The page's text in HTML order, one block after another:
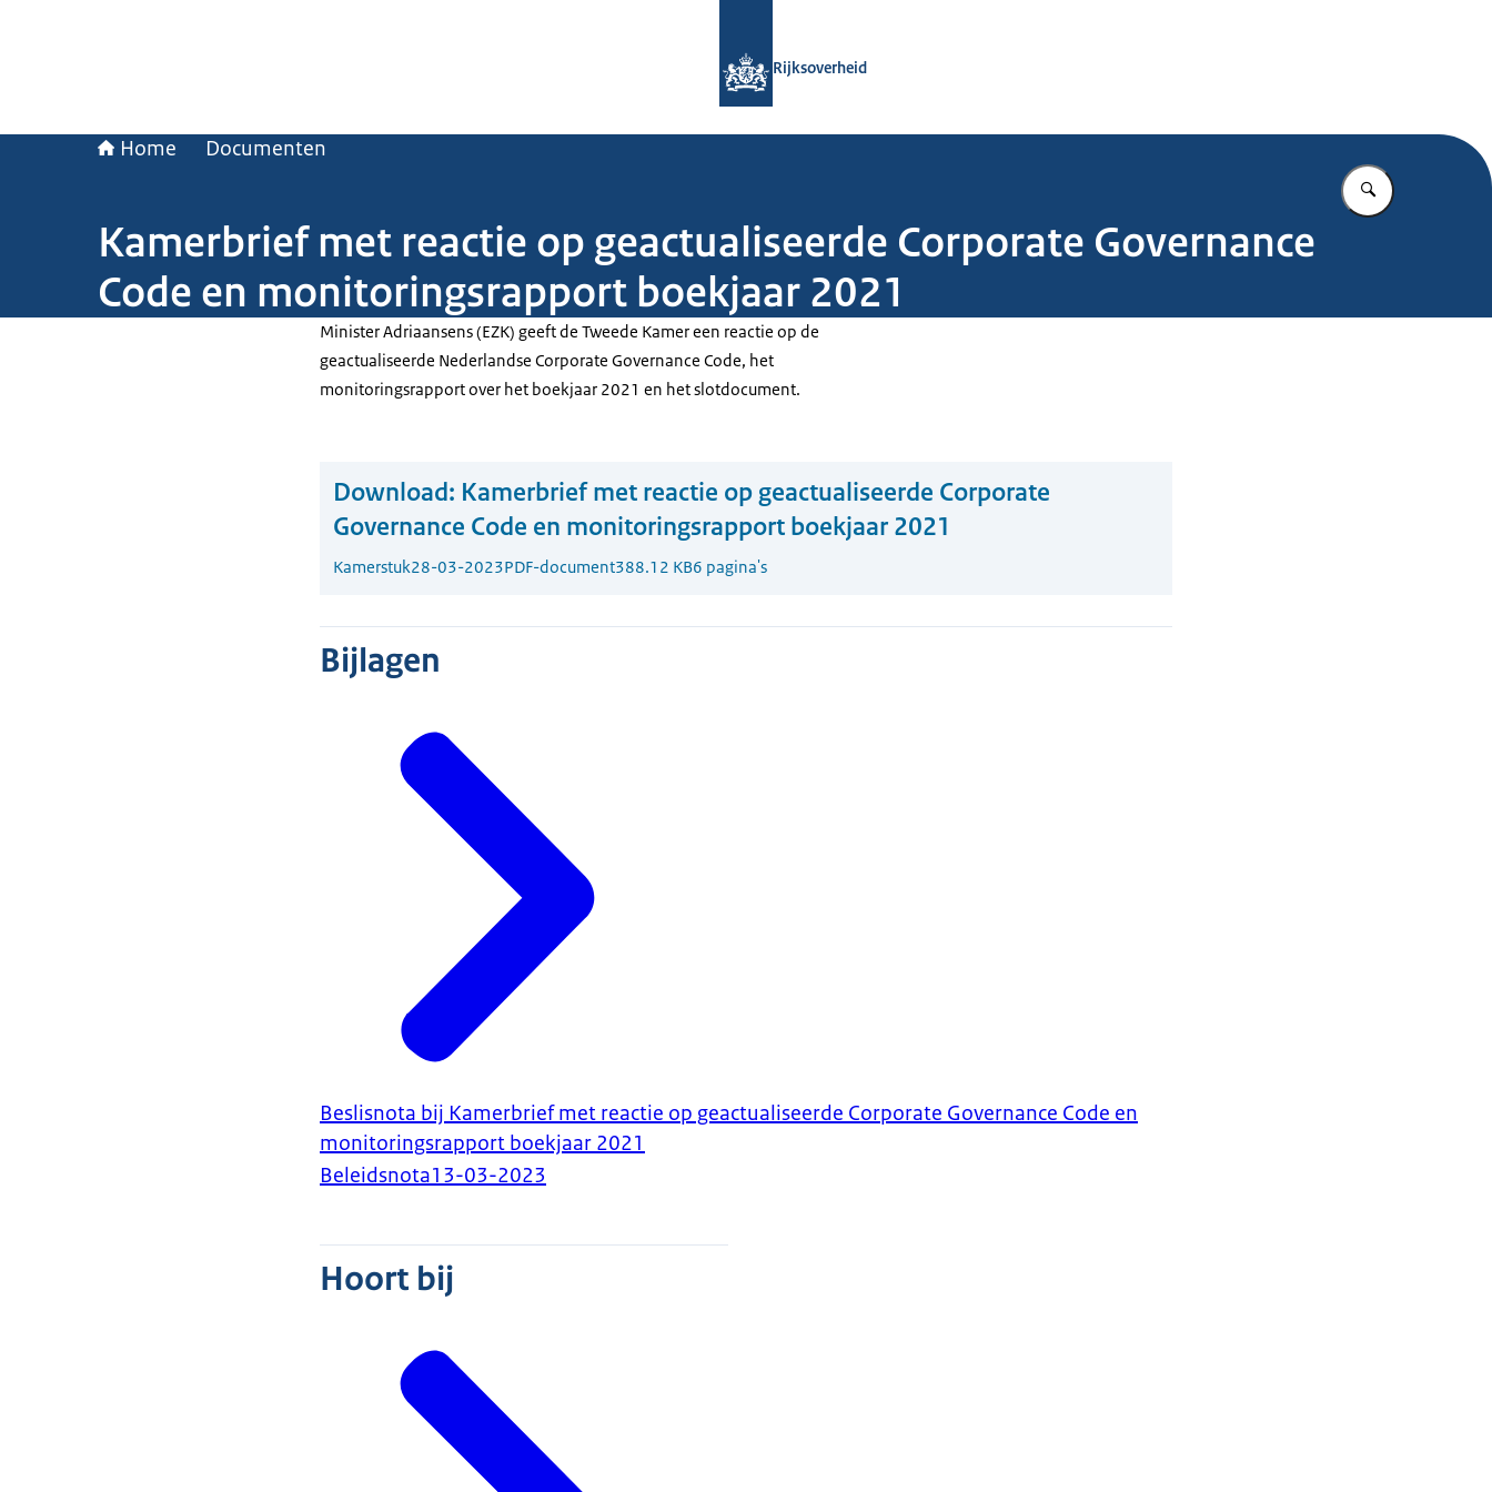
Rijksoverheid
Home Documenten
Vul in wat u
Kamerbrief met reactie op geactualiseerde Corporate Governance
Code en monitoringsrapport boekjaar 2021
Minister Adriaansens (EZK) geeft de Tweede Kamer een reactie op de
geactualiseerde Nederlandse Corporate Governance Code, het
monitoringsrapport over het boekjaar 2021 en het slotdocument.
Download: Kamerbrief met reactie op geactualiseerde Corporate
Governance Code en monitoringsrapport boekjaar 2021
Kamerstuk28-03-2023PDF-document388.12 KB6 pagina's
Bijlagen
Beslisnota bij Kamerbrief met reactie op geactualiseerde Corporate Governance Code en
monitoringsrapport boekjaar 2021
Beleidsnota13-03-2023
Hoort bij